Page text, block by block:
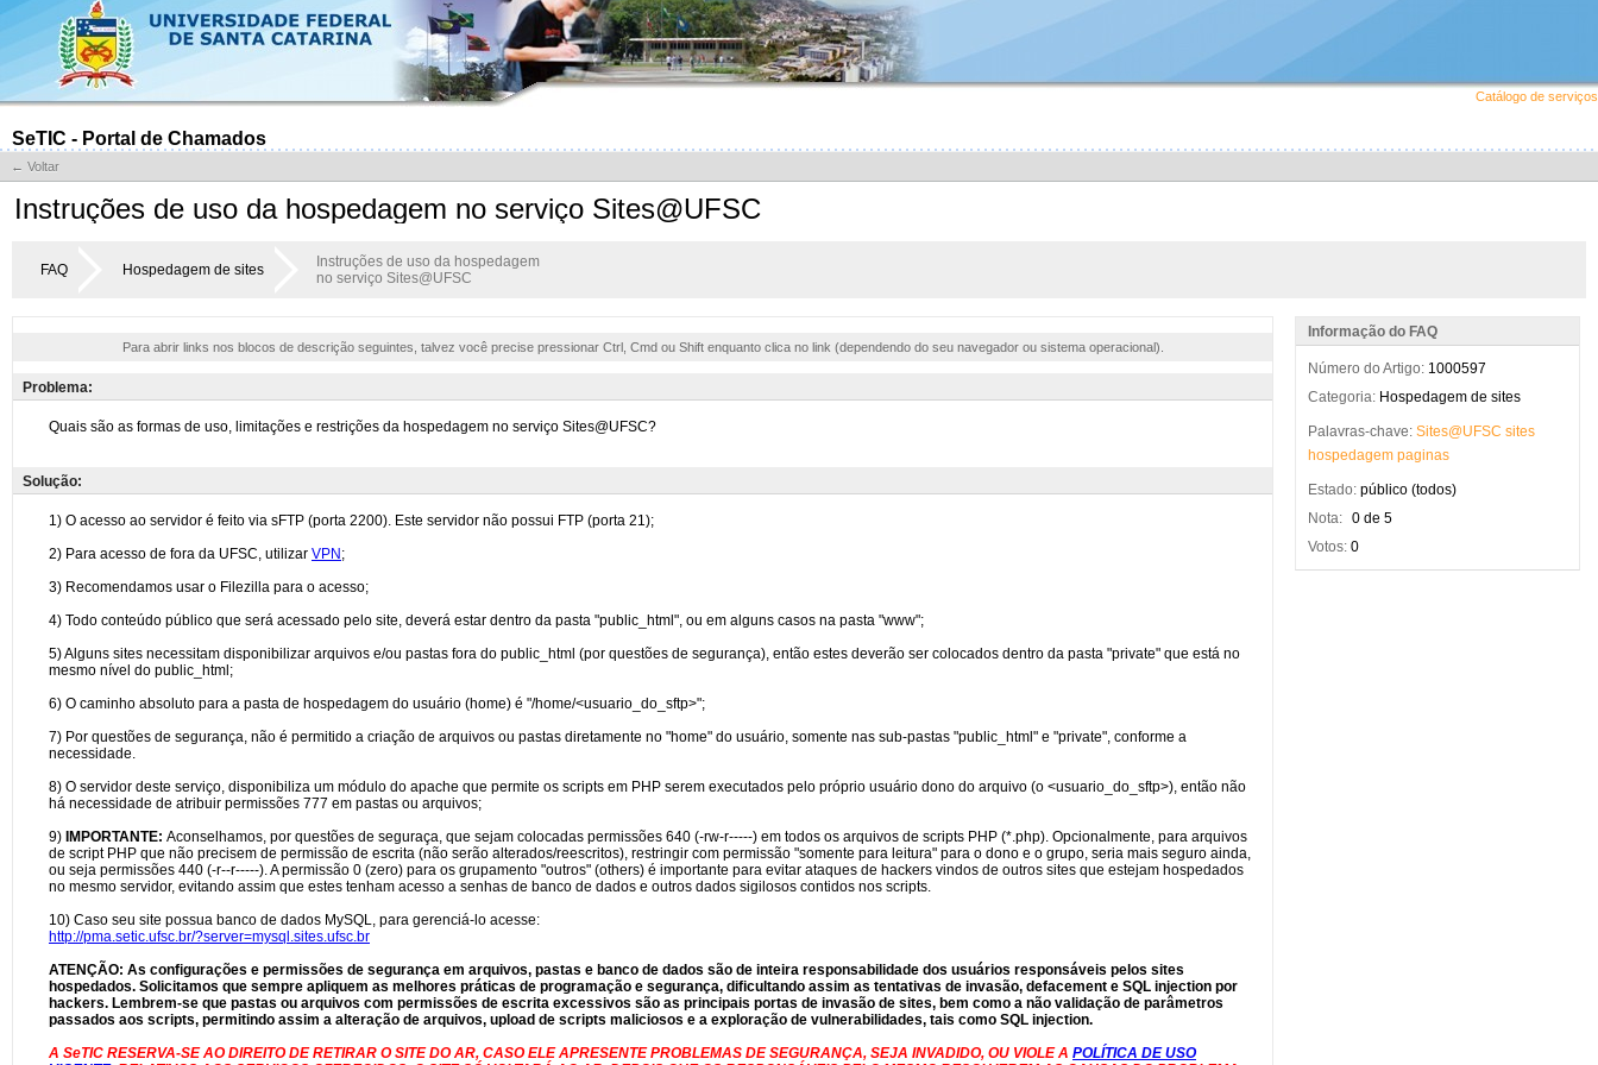
Catálogo de serviços
SeTIC - Portal de Chamados
← Voltar
Instruções de uso da hospedagem no serviço Sites@UFSC
FAQ Hospedagem de sites
Instruções de uso da hospedagem
no serviço Sites@UFSC
Para abrir links nos blocos de descrição seguintes, talvez você precise pressionar Ctrl, Cmd ou Shift enquanto clica no link (dependendo do seu navegador ou sistema operacional).
Problema:
Solução:
Informação do FAQ
Número do Artigo: 1000597
Categoria: Hospedagem de sites
Palavras-chave: Sites@UFSC sites
hospedagem paginas
Estado: público (todos)
Nota: 0 de 5
Votos: 0